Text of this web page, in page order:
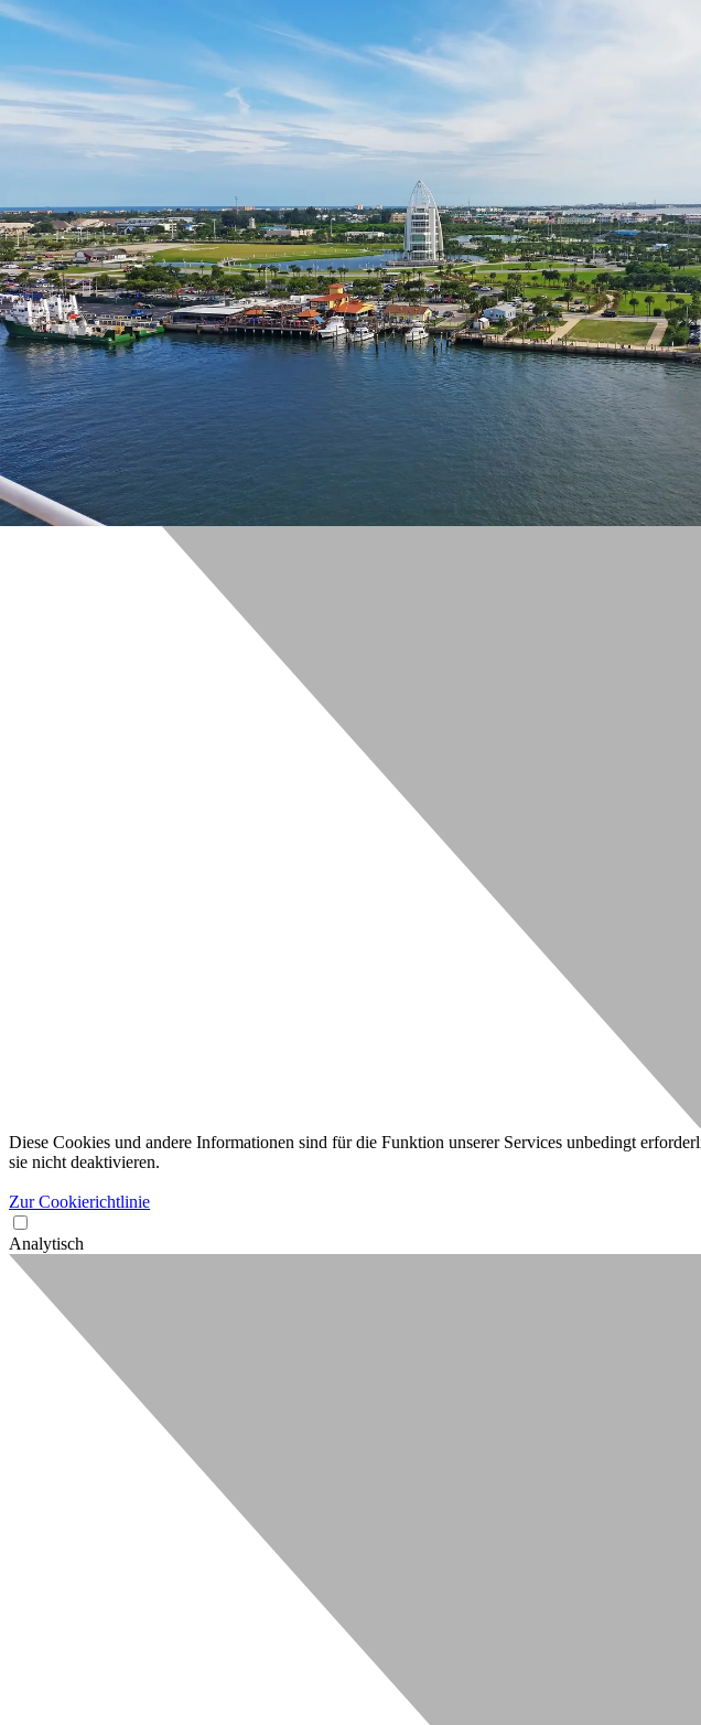
Nur notwendige Cookies
Mit dem Klick auf „geht klar” ermöglichen Sie uns Ihnen über Cookies ein verbessertes
personalisierte Werbung und passende Angebote anzeigen. Über „anpassen” können Sie Ihre
Cookies” werden lediglich technisch notwendige Cookies gespeichert.
Datenschutzerklärung
Ihre Cookie-Präferenzen verwalten
Wählen Sie, welche Cookies Sie auf check24.de akzeptieren.
Die Cookierichtlinie finden Siehier.
Notwendig
Diese Cookies und andere Informationen sind für die Funktion unserer Services unbedingt
sie nicht deaktivieren.
Zur Cookierichtlinie
Analytisch